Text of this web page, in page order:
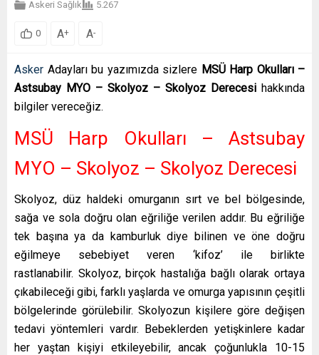
Askeri Sağlık 5.267
0 A+ A-
Asker Adayları bu yazımızda sizlere MSÜ Harp Okulları –
Astsubay MYO – Skolyoz – Skolyoz Derecesi hakkında
bilgiler vereceğiz.
MSÜ Harp Okulları – Astsubay
MYO – Skolyoz – Skolyoz Derecesi
Skolyoz, düz haldeki omurganın sırt ve bel bölgesinde,
sağa ve sola doğru olan eğriliğe verilen addır. Bu eğriliğe
tek başına ya da kamburluk diye bilinen ve öne doğru
eğilmeye sebebiyet veren ‘kifoz’ ile birlikte
rastlanabilir. Skolyoz, birçok hastalığa bağlı olarak ortaya
çıkabileceği gibi, farklı yaşlarda ve omurga yapısının çeşitli
bölgelerinde görülebilir. Skolyozun kişilere göre değişen
tedavi yöntemleri vardır. Bebeklerden yetişkinlere kadar
her yaştan kişiyi etkileyebilir, ancak çoğunlukla 10-15